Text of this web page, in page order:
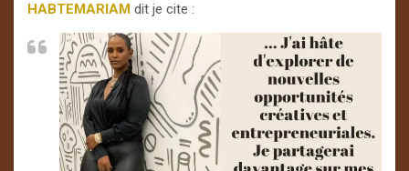
HABTEMARIAM dit je cite :